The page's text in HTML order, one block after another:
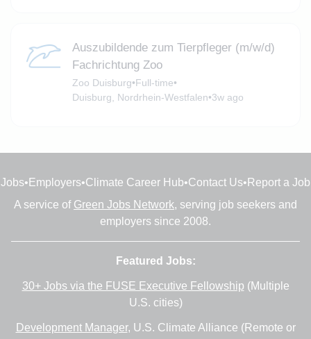
Auszubildende zum Tierpfleger (m/w/d)
Fachrichtung Zoo
Zoo Duisburg•Full-time•
Duisburg, Nordrhein-Westfalen•3w ago
Jobs• Employers•Climate Career Hub•Contact Us• Report a Job
A service of Green Jobs Network, serving job seekers and
employers since 2008.
Featured Jobs:
30+ Jobs via the FUSE Executive Fellowship (Multiple
U.S. cities)
Development Manager, U.S. Climate Alliance (Remote or